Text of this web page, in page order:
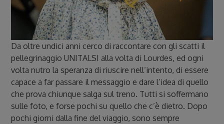
Da oltre undici anni cerco di raccontare con gli scatti il
pellegrinaggio UNITALSI alla volta di Lourdes, ed ogni
volta nutro la speranza di riuscire nell’intento, di essere
capace a far passare il messaggio e dare l’idea di quello
che prova chiunque salga sul treno. Tutti si soffermano
sulle foto, e forse pochi su quello che c’è dietro. Dopo
pochi giorni dalla fine del viaggio, sono sempre